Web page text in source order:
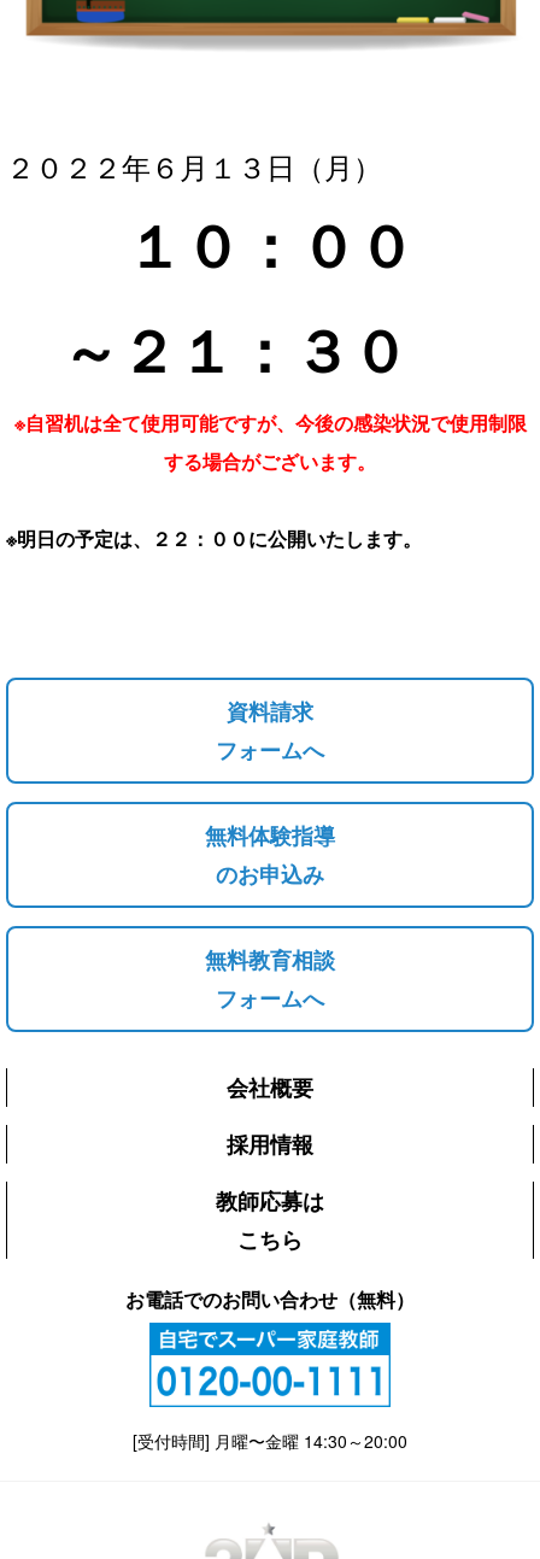
２０２２年６月１３ 日（月）
１０：０ ０
～２１ ：３ ０
※自習机は全て使用可能ですが、今後の感染状況で使用制限
する場合がございます。
※明日の予定は、２２：００に公開いたします。
資料請求
フォームへ
無料体験指導
のお申込み
無料教育相談
フォームへ
会社概要
採用情報
教師応募は
こちら
お電話でのお問い合わせ（無料）
[受付時間] 月曜〜金曜 14:30～20:00